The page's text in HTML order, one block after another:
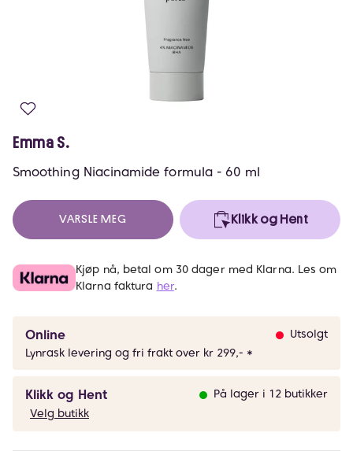
Emma S.
Smoothing Niacinamide formula - 60 ml
VARSLE MEG Klikk og Hent
Kjøp nå, betal om 30 dager med Klarna. Les om
Klarna faktura her.
Online
Utsolgt
Lynrask levering og fri frakt over kr 299,- *
Klikk og Hent
På lager i 12 butikker
Velg butikk